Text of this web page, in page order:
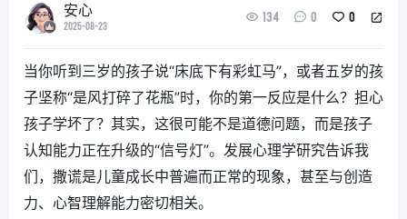
安心
2025-08-23
134 0 0
当你听到三岁的孩子说“床底下有彩虹马”，或者五岁的孩
子坚称“是风打碎了花瓶”时，你的第一反应是什么？担心
孩子学坏了？其实，这很可能不是道德问题，而是孩子
认知能力正在升级的“信号灯”。发展心理学研究告诉我
们，撒谎是儿童成长中普遍而正常的现象，甚至与创造
力、心智理解能力密切相关。